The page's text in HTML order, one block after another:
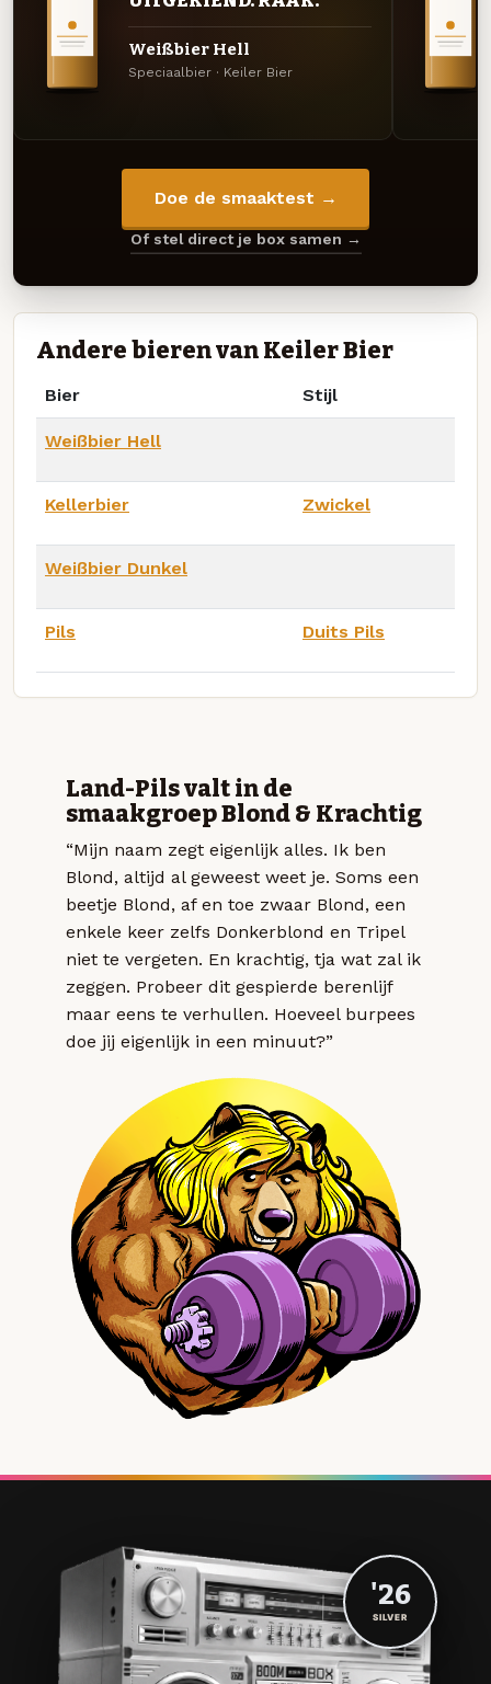
Weißbier Hell
Speciaalbier · Keiler Bier
Doe de smaaktest →
Of stel direct je box samen →
Andere bieren van Keiler Bier
Bier Stijl
Weißbier Hell
Kellerbier Zwickel
Weißbier Dunkel
Pils Duits Pils
Land-Pils valt in de
smaakgroep Blond & Krachtig
“Mijn naam zegt eigenlijk alles. Ik ben
Blond, altijd al geweest weet je. Soms een
beetje Blond, af en toe zwaar Blond, een
enkele keer zelfs Donkerblond en Tripel
niet te vergeten. En krachtig, tja wat zal ik
zeggen. Probeer dit gespierde berenlijf
maar eens te verhullen. Hoeveel burpees
doe jij eigenlijk in een minuut?”
'26
SILVER